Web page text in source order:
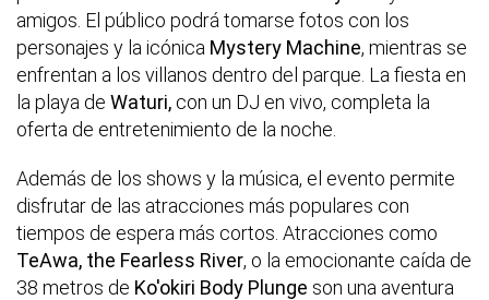
amigos. El público podrá tomarse fotos con los
personajes y la icónica Mystery Machine, mientras se
enfrentan a los villanos dentro del parque. La fiesta en
la playa de Waturi, con un DJ en vivo, completa la
oferta de entretenimiento de la noche.
Además de los shows y la música, el evento permite
disfrutar de las atracciones más populares con
tiempos de espera más cortos. Atracciones como
TeAwa, the Fearless River, o la emocionante caída de
38 metros de Ko'okiri Body Plunge son una aventura